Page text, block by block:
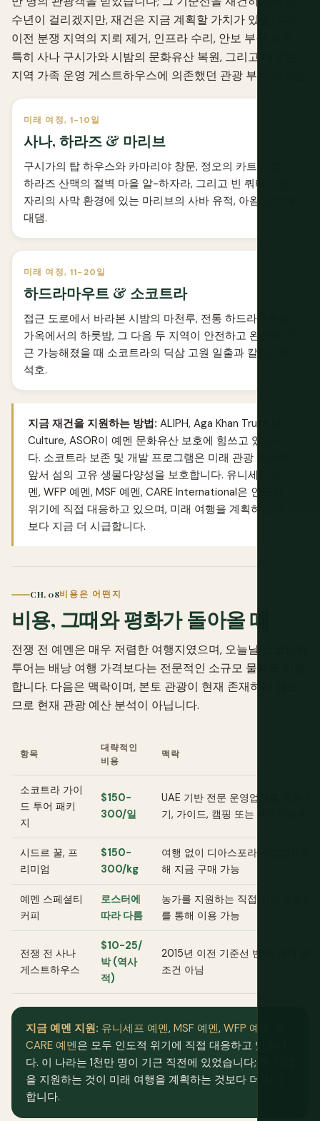
수년이 걸리겠지만, 재건은 지금 계획할 가치가 있습니다:
이전 분쟁 지역의 지뢰 제거, 인프라 수리, 안보 부문 개혁,
특히 사나 구시가와 시밤의 문화유산 복원, 그리고 대부분
지역 가족 운영 게스트하우스에 의존했던 관광 부문 재설립.
미래 여정, 1-10일
사나, 하라즈 & 마리브
구시가의 탑 하우스와 카마리야 창문, 정오의 카트 시장,
하라즈 산맥의 절벽 마을 알-하자라, 그리고 빈 쿼터 가장
자리의 사막 환경에 있는 마리브의 사바 유적, 아왐 신전과
대댐.
미래 여정, 11-20일
하드라마우트 & 소코트라
접근 도로에서 바라본 시밤의 마천루, 전통 하드라마우트
가옥에서의 하룻밤, 그 다음 두 지역이 안전하고 완전히 접
근 가능해졌을 때 소코트라의 딕삼 고원 일출과 칼란시야
석호.
지금 재건을 지원하는 방법: ALIPH, Aga Khan Trust for
Culture, ASOR이 예멘 문화유산 보호에 힘쓰고 있습니
다. 소코트라 보존 및 개발 프로그램은 미래 관광 확대에
앞서 섬의 고유 생물다양성을 보호합니다. 유니세프 예
멘, WFP 예멘, MSF 예멘, CARE International은 인도적
위기에 직접 대응하고 있으며, 미래 여행을 계획하는 것
보다 지금 더 시급합니다.
CH. 08비용은 어떤지
비용, 그때와 평화가 돌아올 때
전쟁 전 예멘은 매우 저렴한 여행지였으며, 오늘날 소코트라
투어는 배낭 여행 가격보다는 전문적인 소규모 물류를 반영
합니다. 다음은 맥락이며, 본토 관광이 현재 존재하지 않으
므로 현재 관광 예산 분석이 아닙니다.
항목
대략적인
비용
맥락
소코트라 가이
드 투어 패키
지
$150-
300/일
UAE 기반 전문 운영업체를 통한 전
기, 가이드, 캠핑 또는 게스트하우스
시드르 꿀, 프
리미엄
$150-
300/kg
여행 없이 디아스포라 수입업체를
해 지금 구매 가능
예멘 스페셜티
커피
로스터에
따라 다름
농가를 지원하는 직접 거래 수입업
를 통해 이용 가능
전쟁 전 사나
게스트하우스
$10-25/
박 (역사
적)
2015년 이전 기준선 반영, 현재 본토
조건 아님
지금 예멘 지원: 유니세프 예멘, MSF 예멘, WFP 예멘
CARE 예멘은 모두 인도적 위기에 직접 대응하고 있습니
다. 이 나라는 1천만 명이 기근 직전에 있었습니다; 이 작업
을 지원하는 것이 미래 여행을 계획하는 것보다 더 시급
합니다.